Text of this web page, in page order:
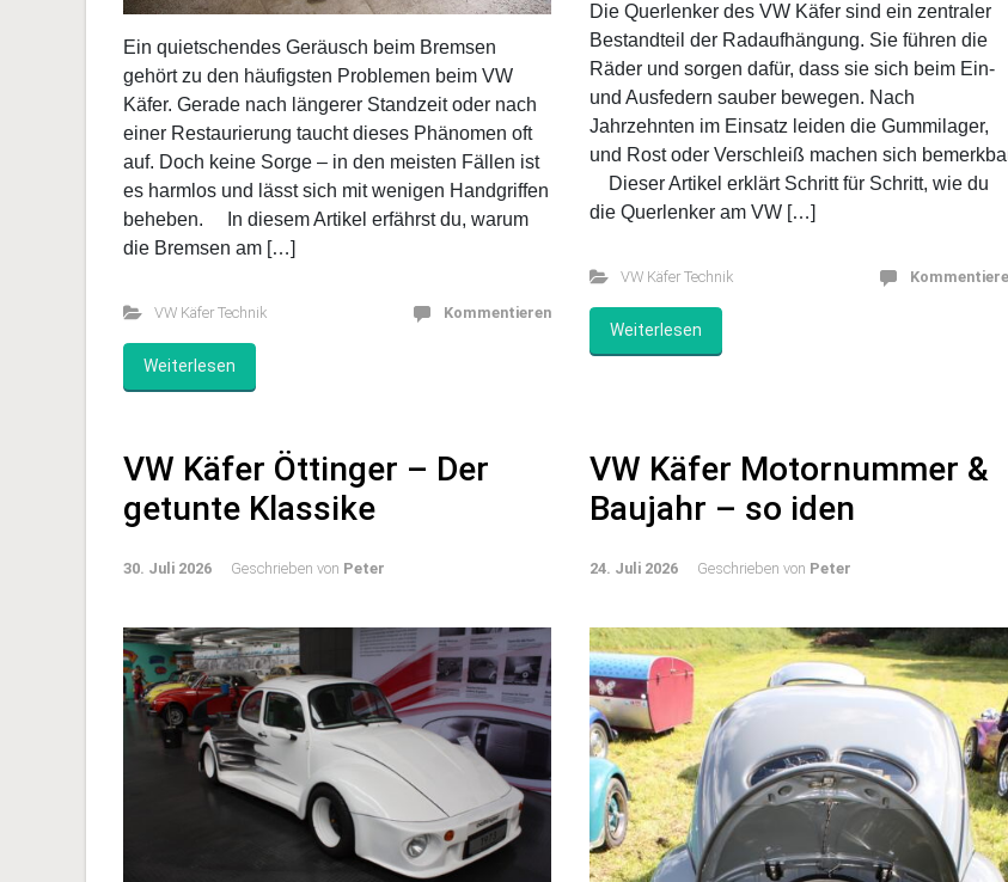
Ein quietschendes Geräusch beim Bremsen
gehört zu den häufigsten Problemen beim VW
Käfer. Gerade nach längerer Standzeit oder nach
auf. Doch keine Sorge – in den meisten Fällen ist
es harmlos und lässt sich mit wenigen Handgriffen
beheben. In diesem Artikel erfährst du, warum
VW Käfer Technik Kommentieren
Weiterlesen
Die Querlenker des VW Käfer sind ein zentraler
Bestandteil der Radaufhängung. Sie führen die
Räder und sorgen dafür, dass sie sich beim Ein-
Jahrzehnten im Einsatz leiden die Gummilager,
und Rost oder Verschleiß machen sich bemerkbar.
Dieser Artikel erklärt Schritt für Schritt, wie du
Weiterlesen
VW Käfer Öttinger – Der
getunte Klassike
30. Juli 2026 Geschrieben vonPeter
VW Käfer Motornummer &
Baujahr – so iden
24. Juli 2026 Geschrieben von